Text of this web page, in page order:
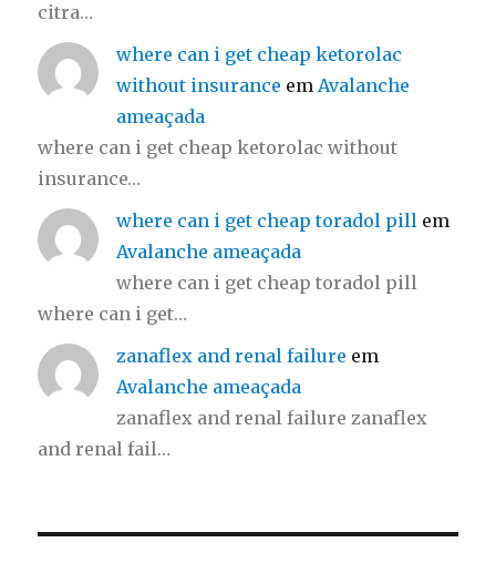
citra…
where can i get cheap ketorolac
without insurance em Avalanche
ameaçada
where can i get cheap ketorolac without
insurance…
where can i get cheap toradol pill em
Avalanche ameaçada
where can i get cheap toradol pill
where can i get…
zanaflex and renal failure em
Avalanche ameaçada
zanaflex and renal failure zanaflex
and renal fail…